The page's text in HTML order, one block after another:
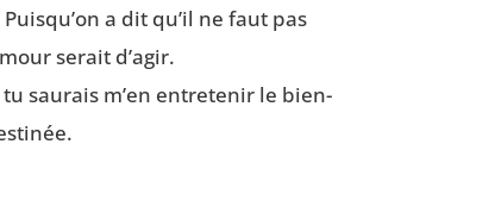
a dit qu’il ne faut pas
serait d’agir.
sau­rais m’en entre­te­nir le bien­